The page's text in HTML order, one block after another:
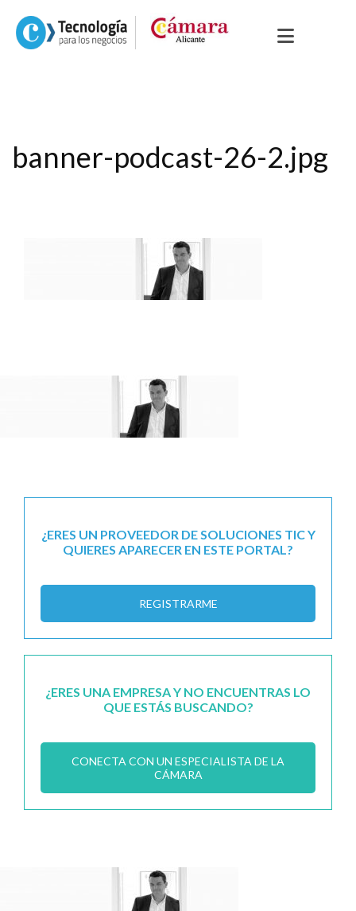
banner-podcast-26-2.jpg
¿ERES UN PROVEEDOR DE SOLUCIONES TIC Y
QUIERES APARECER EN ESTE PORTAL?
REGISTRARME
¿ERES UNA EMPRESA Y NO ENCUENTRAS LO
QUE ESTÁS BUSCANDO?
CONECTA CON UN ESPECIALISTA DE LA
CÁMARA